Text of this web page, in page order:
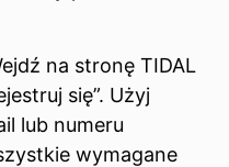
na stronę TIDAL
się”. Użyj
lub numeru
wymagane